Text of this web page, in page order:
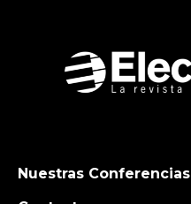
Nuestras Conferencias